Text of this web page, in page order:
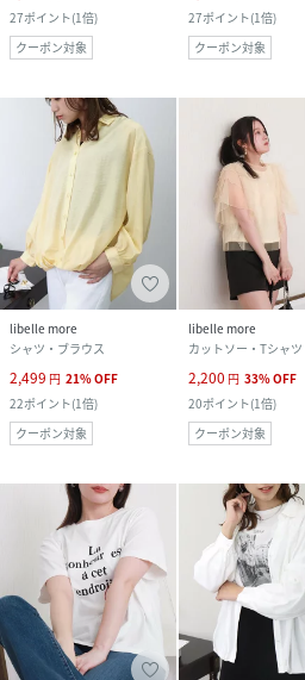
27ポイント(1倍)
クーポン対象
27ポイント(1倍)
クーポン対象
libelle more
シャツ・ブラウス
2,499 円 21%OFF
22ポイント(1倍)
クーポン対象
libelle more
カットソー・Tシャツ
2,200 円 33%OFF
20ポイント(1倍)
クーポン対象